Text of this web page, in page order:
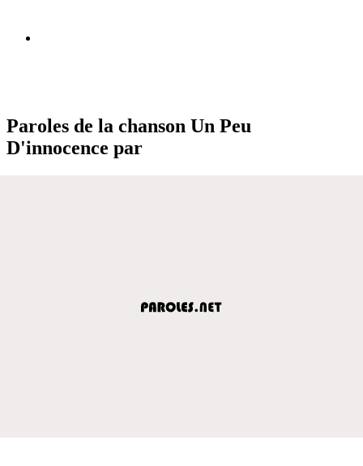
Paroles de la chanson Un Peu
D'innocence par